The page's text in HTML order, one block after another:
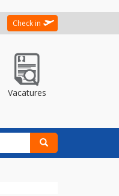
Check in
Vacatures